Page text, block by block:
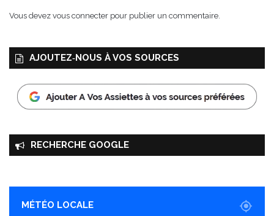
Vous devez vous connecter pour publier un commentaire.
AJOUTEZ‑NOUS À VOS SOURCES
RECHERCHE GOOGLE
MÉTÉO LOCALE